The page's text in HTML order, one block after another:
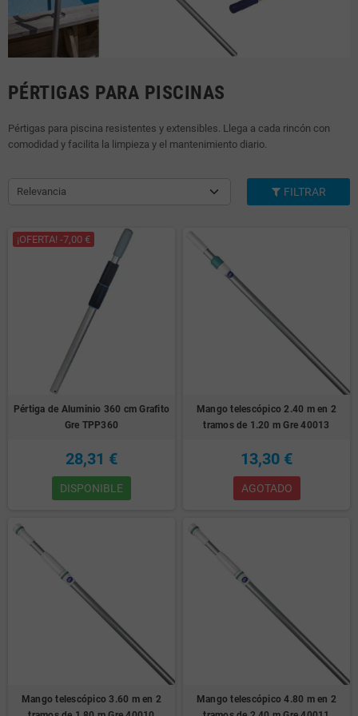
PÉRTIGAS PARA PISCINAS
Pértigas para piscina resistentes y extensibles. Llega a cada rincón con
comodidad y facilita la limpieza y el mantenimiento diario.
Relevancia FILTRAR
¡OFERTA! -7,00 €
Pértiga de Aluminio 360 cm Grafito
Gre TPP360
28,31 €
DISPONIBLE
Mango telescópico 2.40 m en 2
tramos de 1.20 m Gre 40013
13,30 €
AGOTADO
Mango telescópico 3.60 m en 2
Mango telescópico 4.80 m en 2